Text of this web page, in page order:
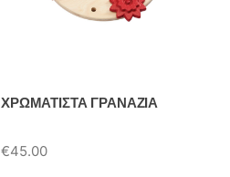
ΧΡΩΜΑΤΙΣΤΑ ΓΡΑΝΑΖΙΑ
€45.00